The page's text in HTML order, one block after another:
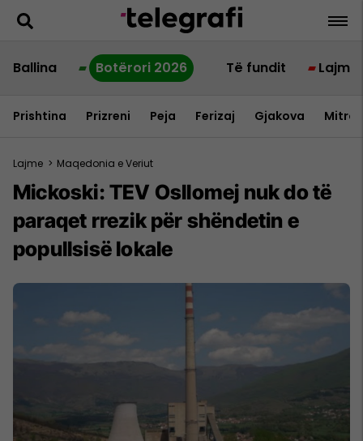
Ballina Botërori 2026 Të fundit Lajme
Prishtina Prizreni Peja Ferizaj Gjakova
Lajme > Maqedonia e Veriut
Mickoski: TEV Osllomej nuk do të
paraqet rrezik për shëndetin e
popullsisë lokale